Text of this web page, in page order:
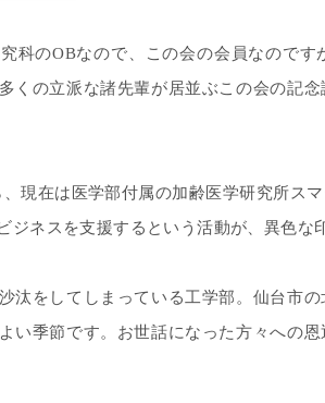
科のOBなので、この会の会員なのです
くの立派な諸先輩が居並ぶこの会の記
、現在は医学部付属の加齢医学研究所ス
ジネスを支援するという活動が、異色な
汰をしてしまっている工学部。仙台市
い季節です。お世話になった方々への